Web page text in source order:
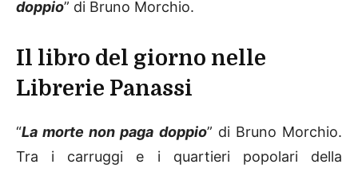
doppio” di Bruno Morchio.
Il libro del giorno nelle
Librerie Panassi
“La morte non paga doppio” di Bruno Morchio.
Tra i carruggi e i quartieri popolari della